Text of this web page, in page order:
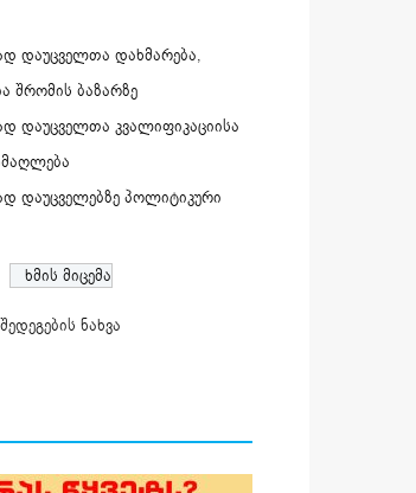
დაუცველთა დახმარება,
შრომის ბაზარზე
დაუცველთა კვალიფიკაციისა
დაუცველებზე პოლიტიკური
შედეგების ნახვა